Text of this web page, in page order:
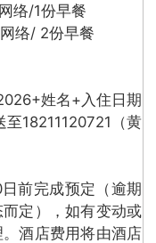
络/1份早餐
络/ 2份早餐
姓名+入住日期
18211120721（黄
前完成预定（逾期
定），如有变动或
酒店费用将由酒店